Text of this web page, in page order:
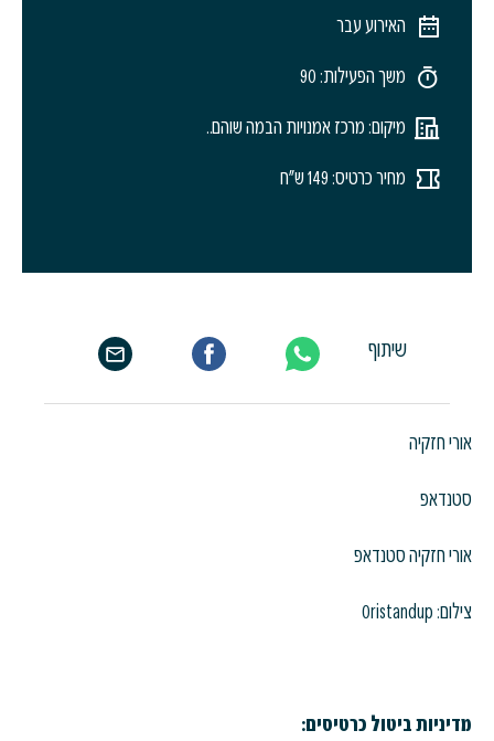
האירוע עבר
משך הפעילות: 90
מיקום: מרכז אמנויות הבמה שוהם..
מחיר כרטיס: 149 ש"ח
שיתוף
אורי חזקיה
סטנדאפ
אורי חזקיה סטנדאפ
צילום: Oristandup
מדיניות ביטול כרטיסים: